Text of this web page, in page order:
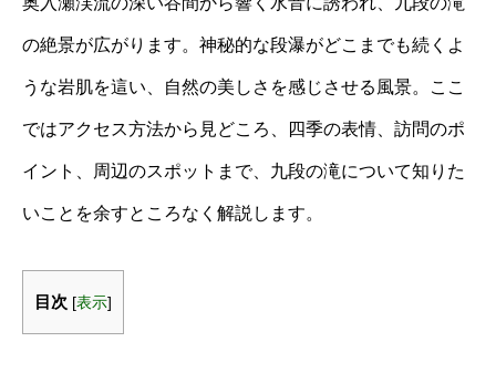
の絶景が広がります。神秘的な段瀑がどこまでも続くよ
うな岩肌を這い、自然の美しさを感じさせる風景。ここ
ではアクセス方法から見どころ、四季の表情、訪問のポ
イント、周辺のスポットまで、九段の滝について知りた
いことを余すところなく解説します。
目次 [表示]